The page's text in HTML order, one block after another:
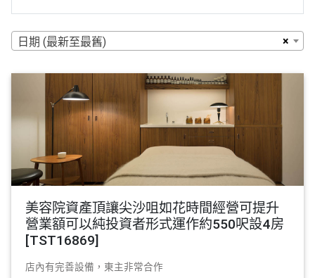
×
日期 (最新至最舊)
美容院資產頂讓尖沙咀如花時間經營可提升
營業額可以純投資者形式運作約550呎設4房
[TST16869]
店內有完善設備，東主非常合作